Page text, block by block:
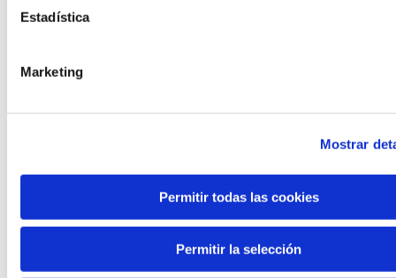
Estadística
Marketing
Mostrar
Permitir todas las cookies
Permitir la selección
Convocatorias
Generación de
conocimiento